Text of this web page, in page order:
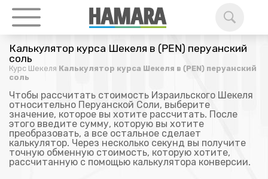
Калькулятор курса Шекеля в (PEN) перуанский
соль
Курс Шекеля Калькулятор курса Шекеля в (PEN) перуанский
соль
Чтобы рассчитать стоимость Израильского Шекеля
относительно Перуанской Соли, выберите
значение, которое вы хотите рассчитать. После
этого введите сумму, которую вы хотите
преобразовать, а все остальное сделает
калькулятор. Через несколько секунд вы получите
точную обменную стоимость, которую хотите,
рассчитанную с помощью калькулятора конверсии.